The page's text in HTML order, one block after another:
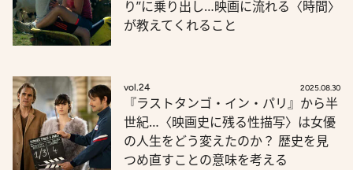
り”に乗り出し…映画に流れる〈時間〉
が教えてくれること
vol.24 2025.08.30
『ラストタンゴ・イン・パリ』から半
世紀…〈映画史に残る性描写〉は女優
の人生をどう変えたのか？ 歴史を見
つめ直すことの意味を考える